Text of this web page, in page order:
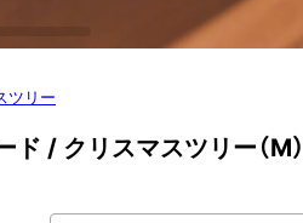
ツリー
/ クリスマスツリー（M